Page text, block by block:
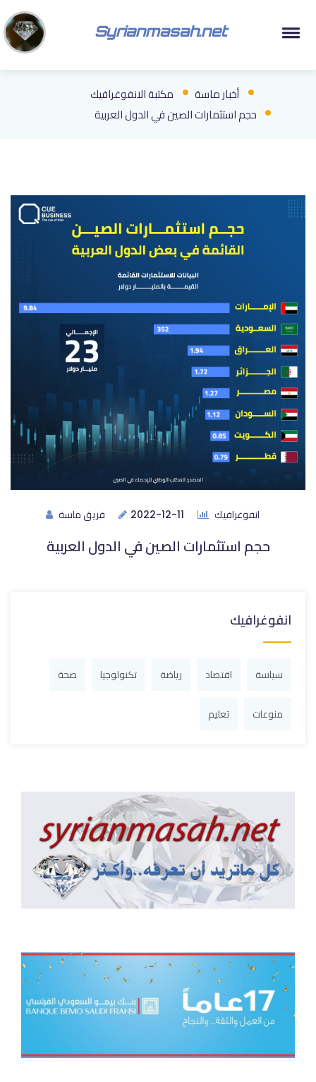
Syrianmasah.net
أخبار ماسة
مكتبة الانفوغرافيك
حجم استثمارات الصين في الدول العربية
فريق ماسة 2022-12-11 انفوغرافيك
حجم استثمارات الصين في الدول العربية
انفوغرافيك
سياسة اقتصاد رياضة تكنولوجيا صحة
منوعات تعليم